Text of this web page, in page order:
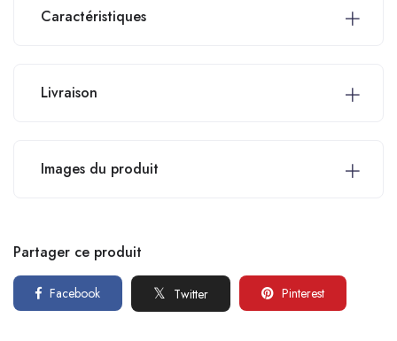
Caractéristiques
Livraison
Images du produit
Partager ce produit
Facebook Twitter Pinterest